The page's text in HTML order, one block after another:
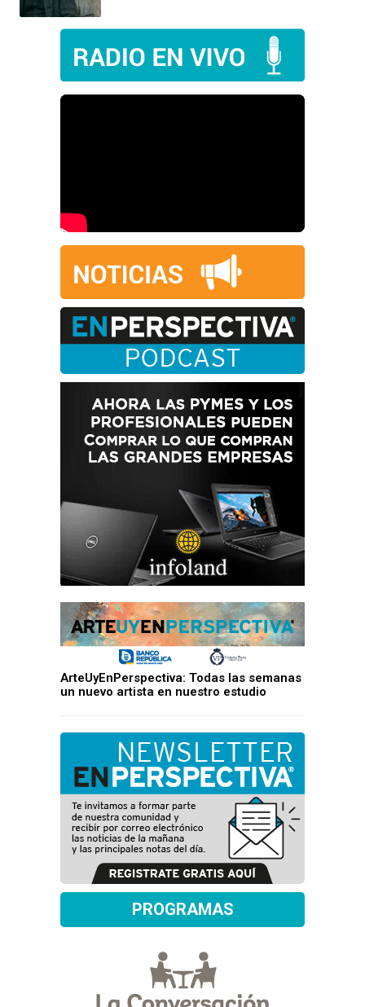
ArteUyEnPerspectiva: Todas las semanas
un nuevo artista en nuestro estudio
PROGRAMAS